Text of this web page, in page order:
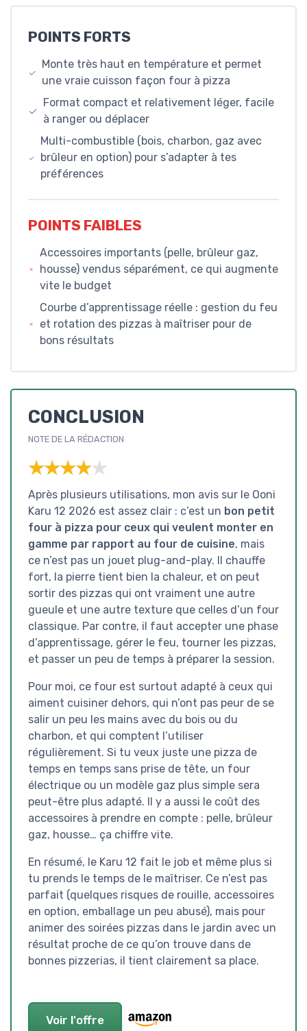
POINTS FORTS
Monte très haut en température et permet
une vraie cuisson façon four à pizza
Format compact et relativement léger, facile
à ranger ou déplacer
Multi-combustible (bois, charbon, gaz avec
brûleur en option) pour s’adapter à tes
préférences
POINTS FAIBLES
Accessoires importants (pelle, brûleur gaz,
housse) vendus séparément, ce qui augmente
vite le budget
Courbe d’apprentissage réelle : gestion du feu
et rotation des pizzas à maîtriser pour de
bons résultats
CONCLUSION
NOTE DE LA RÉDACTION
★★★★★
★★★★★
Après plusieurs utilisations, mon avis sur le Ooni
Karu 12 2026 est assez clair : c’est un bon petit
four à pizza pour ceux qui veulent monter en
gamme par rapport au four de cuisine, mais
ce n’est pas un jouet plug-and-play. Il chauffe
fort, la pierre tient bien la chaleur, et on peut
sortir des pizzas qui ont vraiment une autre
gueule et une autre texture que celles d’un four
classique. Par contre, il faut accepter une phase
d’apprentissage, gérer le feu, tourner les pizzas,
et passer un peu de temps à préparer la session.
Pour moi, ce four est surtout adapté à ceux qui
aiment cuisiner dehors, qui n’ont pas peur de se
salir un peu les mains avec du bois ou du
charbon, et qui comptent l’utiliser
régulièrement. Si tu veux juste une pizza de
temps en temps sans prise de tête, un four
électrique ou un modèle gaz plus simple sera
peut-être plus adapté. Il y a aussi le coût des
accessoires à prendre en compte : pelle, brûleur
gaz, housse… ça chiffre vite.
En résumé, le Karu 12 fait le job et même plus si
tu prends le temps de le maîtriser. Ce n’est pas
parfait (quelques risques de rouille, accessoires
en option, emballage un peu abusé), mais pour
animer des soirées pizzas dans le jardin avec un
résultat proche de ce qu’on trouve dans de
bonnes pizzerias, il tient clairement sa place.
Voir l'offre